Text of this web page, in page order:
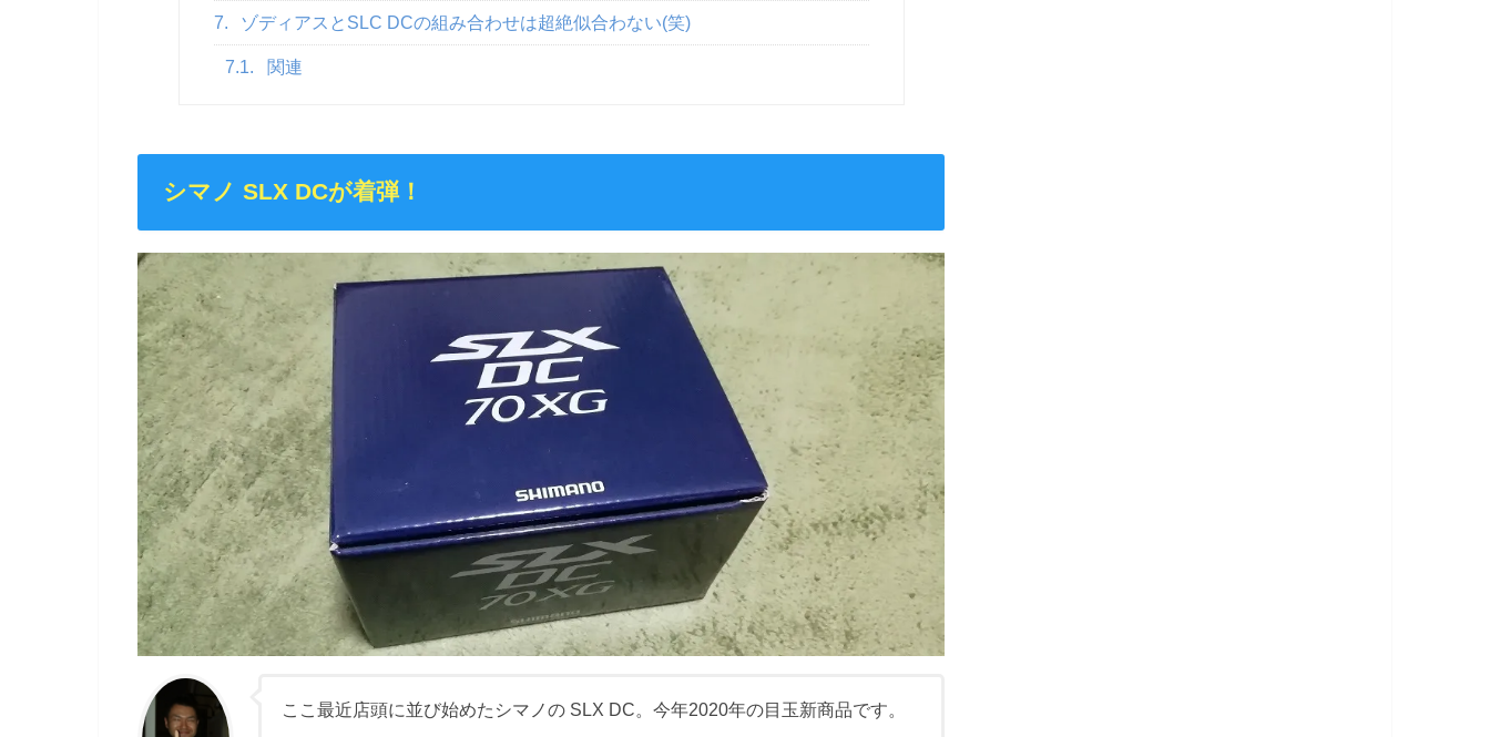
7. ゾディアスとSLC DCの組み合わせは超絶似合わない(笑)
7.1. 関連
シマノ SLX DCが着弾！
ここ最近店頭に並び始めたシマノの SLX DC。今年2020年の目玉新商品です。